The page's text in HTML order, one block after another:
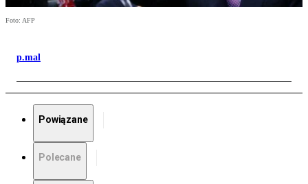
Foto: AFP
p.mal
Powiązane
Polecane